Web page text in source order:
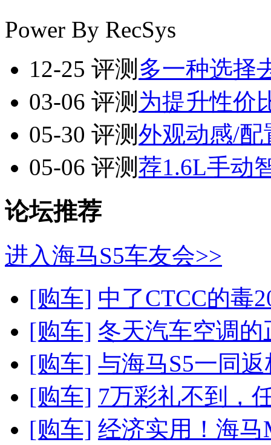
Power By RecSys
12-25 评测 多一种选择
03-06 评测 为提升性价
05-30 评测 外观动感/
05-06 评测 荐1.6L手动
论坛推荐
进入海马S5车友会>>
[购车] 中了CTCC的毒
[购车] 冬天汽车空调的
[购车] 与海马S5一同
[购车] 7万彩礼不到，
[购车] 经济实用！海